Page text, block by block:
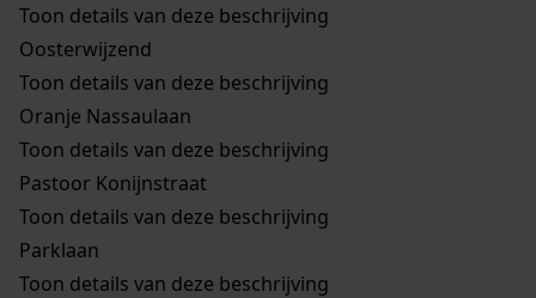
Toon details van deze beschrijving
Oosterwijzend
Toon details van deze beschrijving
Oranje Nassaulaan
Toon details van deze beschrijving
Pastoor Konijnstraat
Toon details van deze beschrijving
Parklaan
Toon details van deze beschrijving